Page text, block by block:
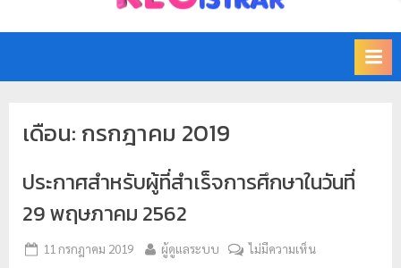
นั
ท
ย
ล
the
เดือน: กรกฎาคม 2019
ประกาศสำหรับผู้ที่สำเร็จการศึกษาในวันที่
29 พฤษภาคม 2562
11 กรกฎาคม 2019 ผู้ดูแลระบบ ไม่มีความเห็น